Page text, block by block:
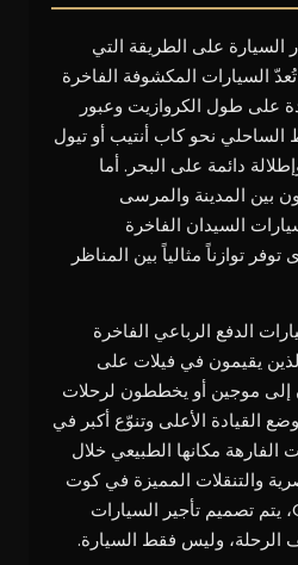
السيارة على الطريقة التي
السيارات المكشوفة الفاخرة
على طول الكروازيت وعبور
الساحلي نحو كاب أنتيب أو تيول
دائمة على البحر. أما
بين المدينة والمرسى
السيدان الفاخرة
توازناً مثالياً بين المناظر
الدفع الرباعي الفاخرة
يقيمون في فيلات على
إلى موجين أو يخططون لرحلات
القيادة الأعلى وتنوّع أكبر في
الفارهة مكانها الطبيعي خلال
والتنقلات المميزة في كوت
دازور. مع شركة GC Auto، يتم تصميم تأجير السيارات
الرحلة، وليس فقط السيارة.